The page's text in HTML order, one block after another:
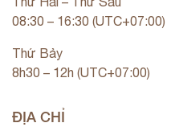
08:30 – 16:30 (UTC+07:00)
Thứ Bảy
8h30 – 12h (UTC+07:00)
ĐỊA CHỈ